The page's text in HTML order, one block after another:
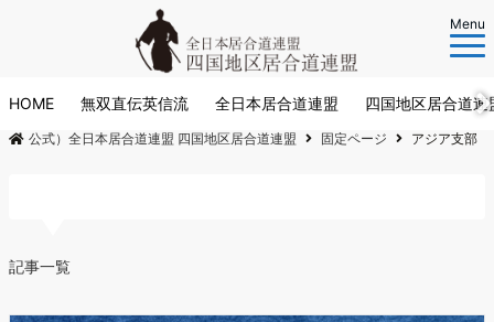
Menu
HOME 無双直伝英信流 全日本居合道連盟 四国地区居合道連
公式）全日本居合道連盟 四国地区居合道連盟 固定ページ アジア支部
記事一覧